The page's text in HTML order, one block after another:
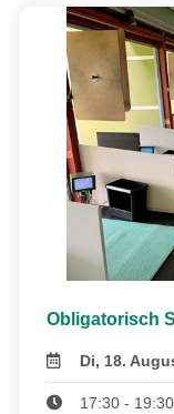
Obligatorisch
Di, 18.
17:30 -